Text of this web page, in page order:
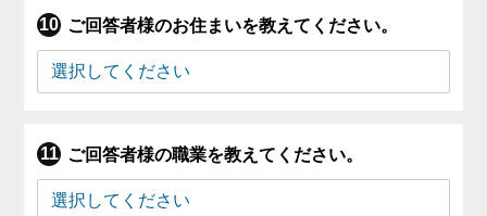
ご回答者様のお住まいを教えてください。
ご回答者様の職業を教えてください。